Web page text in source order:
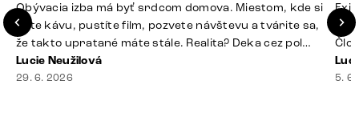
Obývacia izba má byť srdcom domova. Miestom, kde si
dáte kávu, pustíte film, pozvete návštevu a tvárite sa,
že takto upratané máte stále. Realita? Deka cez pol
sedačky, ovládač záhadne zmizol, konferenčný stolík
slúži ako odkladisko všetkého od účteniek po balzam
Lucie Neužilová
29. 6. 2026
si
5.